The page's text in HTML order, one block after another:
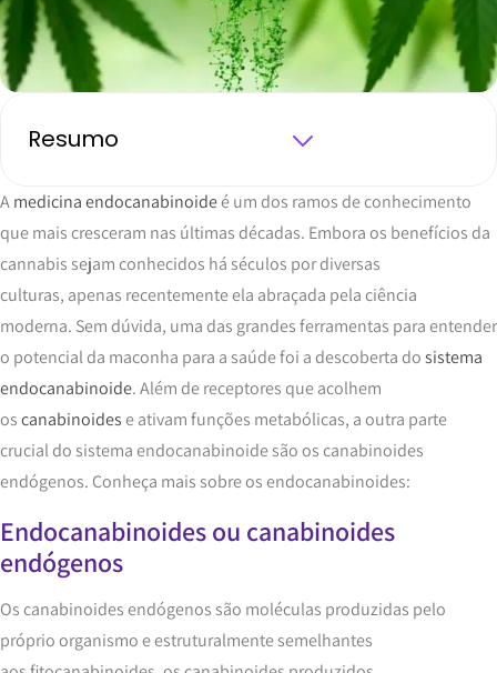
Resumo
Amedicina endocanabinoideé um dos ramos de conhecimento
que mais cresceram nas últimas décadas. Embora os benefícios da
cannabis sejam conhecidos há séculos por diversas
culturas, apenas recentemente ela abraçada pela ciência
moderna. Sem dúvida, uma das grandes ferramentas para entender
o potencial da maconha para a saúde foi a descoberta dosistema
endocanabinoide. Além de receptores que acolhem
oscanabinoidese ativam funções metabólicas, a outra parte
crucial do sistema endocanabinoide são os canabinoides
endógenos. Conheça mais sobre os endocanabinoides:
Endocanabinoides ou canabinoides
endógenos
Os canabinoides endógenos são moléculas produzidas pelo
próprio organismo e estruturalmente semelhantes